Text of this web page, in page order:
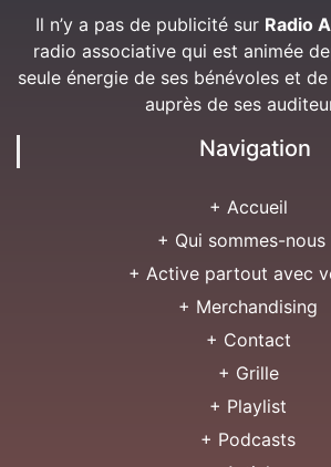
Il n’y a pas de publicité sur Radio
radio associative qui est animée
seule énergie de ses bénévoles et de
auprès de ses
Navigation
+ Accueil
+ Qui sommes-nous
+ Active partout avec
+ Merchandising
+ Contact
+ Grille
+ Playlist
+ Podcasts